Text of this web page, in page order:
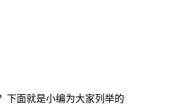
下面就是小编为大家列举的